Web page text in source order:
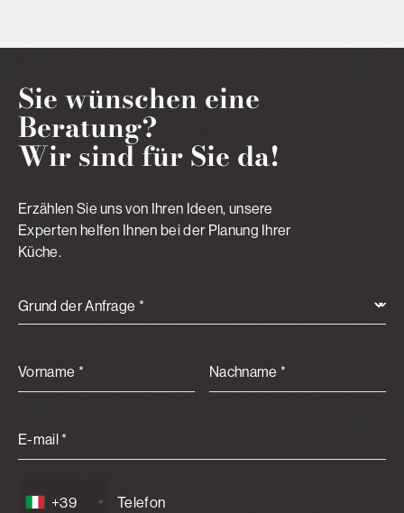
Sie wünschen eine
Beratung?
Wir sind für Sie da!
Erzählen Sie uns von Ihren Ideen, unsere
Experten helfen Ihnen bei der Planung Ihrer
Küche.
Grund der Anfrage *
Vorname * Nachname *
E-mail *
+39